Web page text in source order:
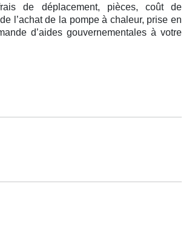
de déplacement, pièces, coût de
l’achat de la pompe à chaleur, prise en
d’aides gouvernementales à votre